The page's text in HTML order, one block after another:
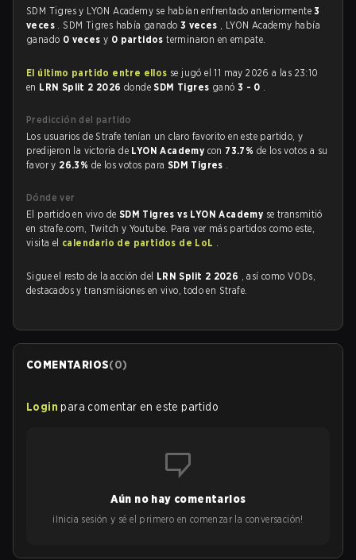
SDM Tigres y LYON Academy se habían enfrentado anteriormente3
veces . SDM Tigres había ganado 3 veces , LYON Academy había
ganado 0 vecesy 0 partidosterminaron en empate.
El último partido entre ellos se jugó el 11 may 2026 a las 23:10
en LRN Split 2 2026dondeSDM Tigres ganó 3 - 0 .
Predicción del partido
Los usuarios de Strafe tenían un claro favorito en este partido, y
predijeron la victoria de LYON Academy con 73.7% de los votos a su
favor y 26.3% de los votos para SDM Tigres .
Dónde ver
El partido en vivo de SDM Tigres vs LYON Academy se transmitió
en strafe.com, Twitch y Youtube. Para ver más partidos como este,
visita el calendario de partidos de LoL .
Sigue el resto de la acción del LRN Split 2 2026 , así como VODs,
destacados y transmisiones en vivo, todo en Strafe.
COMENTARIOS(0)
Login para comentar en este partido
Aún no hay comentarios
¡Inicia sesión y sé el primero en comenzar la conversación!